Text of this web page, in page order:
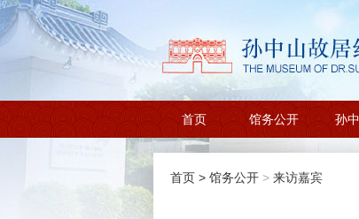
首页 馆务公开 孙
首页 > 馆务公开 > 来访嘉宾